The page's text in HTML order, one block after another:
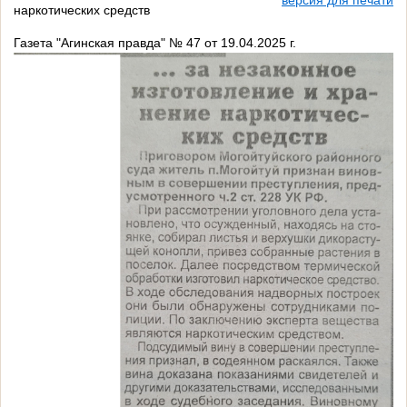
наркотических средств
Газета "Агинская правда" № 47 от 19.04.2025 г.